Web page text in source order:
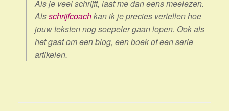
Als je veel schrijft, laat me dan eens meelezen.
Alsschrijfcoachkan ik je precies vertellen hoe
jouw teksten nog soepeler gaan lopen. Ook als
het gaat om een blog, een boek of een serie
artikelen.